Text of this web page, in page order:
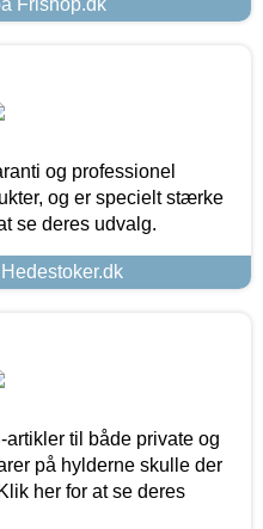
og professionel
og er specielt stærke
se deres udvalg.
til både private og
på hylderne skulle der
her for at se deres